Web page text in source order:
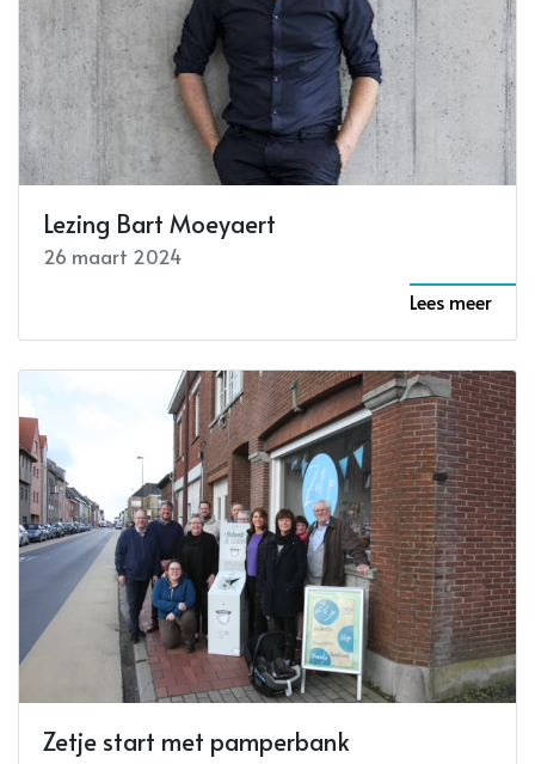
Lezing Bart Moeyaert
26 maart 2024
Lees meer
Zetje start met pamperbank